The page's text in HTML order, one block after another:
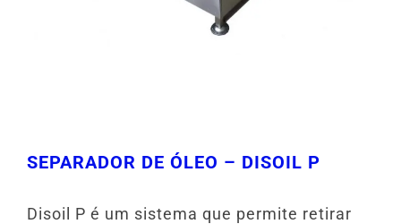
SEPARADOR DE ÓLEO – DISOIL P
Disoil P é um sistema que permite retirar